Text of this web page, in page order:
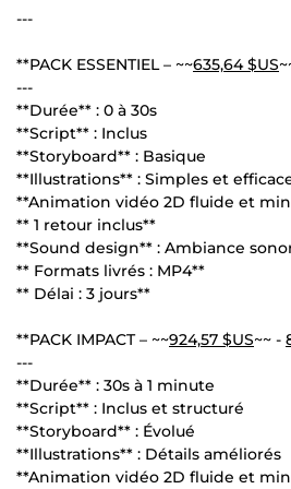
---
**PACK ESSENTIEL – ~~635,64 $US
---
**Durée** : 0 à 30s
**Script** : Inclus
**Storyboard** : Basique
**Illustrations** : Simples et
**Animation vidéo 2D fluide et
** 1 retour inclus**
**Sound design** : Ambiance
** Formats livrés : MP4**
** Délai : 3 jours**
**PACK IMPACT – ~~924,57 $US~~ -
---
**Durée** : 30s à 1 minute
**Script** : Inclus et structuré
**Storyboard** : Évolué
**Illustrations** : Détails améliorés
**Animation vidéo 2D fluide et